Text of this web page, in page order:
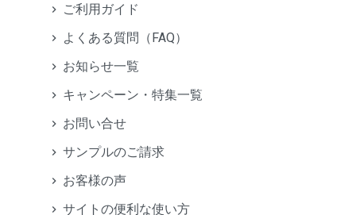
ご利用ガイド
よくある質問（FAQ）
お知らせ一覧
キャンペーン・特集一覧
お問い合せ
サンプルのご請求
お客様の声
サイトの便利な使い方